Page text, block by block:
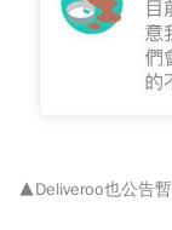
▲Deliveroo也公告暫